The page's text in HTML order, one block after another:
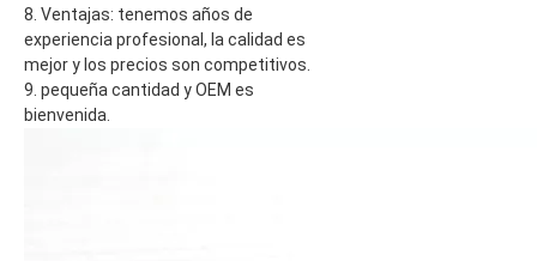
8. Ventajas: tenemos años de
experiencia profesional, la calidad es
mejor y los precios son competitivos.
9. pequeña cantidad y OEM es
bienvenida.